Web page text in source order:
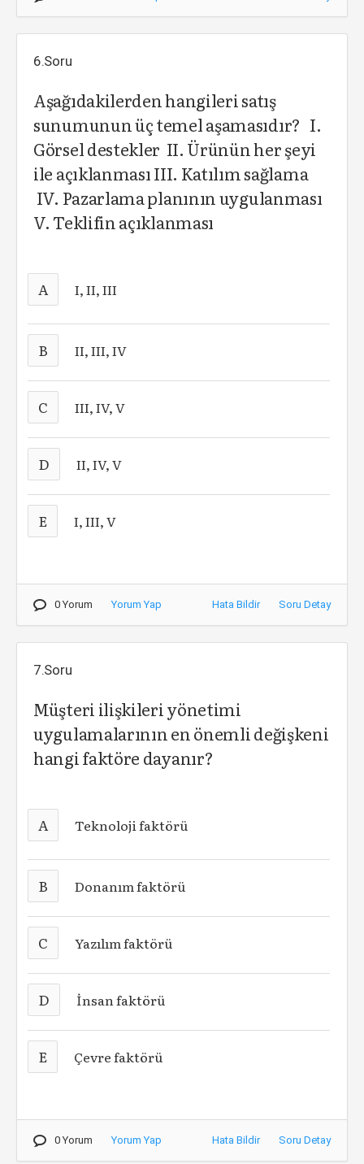
6.Soru
Aşağıdakilerden hangileri satış
sunumunun üç temel aşamasıdır? I.
Görsel destekler II. Ürünün her şeyi
ile açıklanması III. Katılım sağlama
IV. Pazarlama planının uygulanması
V. Teklifin açıklanması
A I, II, III
B II, III, IV
C III, IV, V
D II, IV, V
E I, III, V
0 Yorum Yorum Yap Hata Bildir Soru Detay
7.Soru
Müşteri ilişkileri yönetimi
uygulamalarının en önemli değişkeni
hangi faktöre dayanır?
A Teknoloji faktörü
B Donanım faktörü
C Yazılım faktörü
D İnsan faktörü
E Çevre faktörü
0 Yorum Yorum Yap Hata Bildir Soru Detay